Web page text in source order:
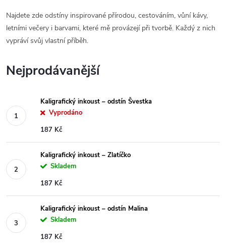
Najdete zde odstíny inspirované přírodou, cestováním, vůní kávy,
letními večery i barvami, které mě provázejí při tvorbě. Každý z nich
vypráví svůj vlastní příběh.
Nejprodávanější
Kaligrafický inkoust – odstín Švestka
Vyprodáno
187 Kč
Kaligrafický inkoust – Zlatíčko
Skladem
187 Kč
Kaligrafický inkoust – odstín Malina
Skladem
187 Kč